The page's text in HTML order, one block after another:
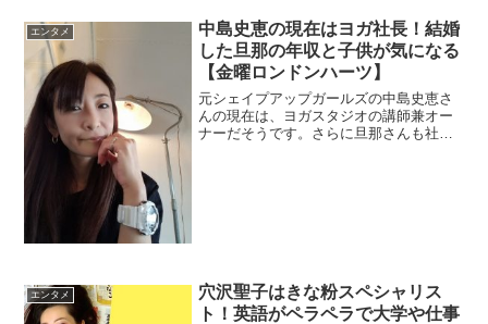
エンタメ
中島史恵の現在はヨガ社長！結婚
した旦那の年収と子供が気になる
【金曜ロンドンハーツ】
元シェイプアップガールズの中島史恵さ
んの現在は、ヨガスタジオの講師兼オー
ナーだそうです。さらに旦那さんも社長
エンタメ
穴沢聖子はきな粉スペシャリス
ト！英語がペラペラで大学や仕事